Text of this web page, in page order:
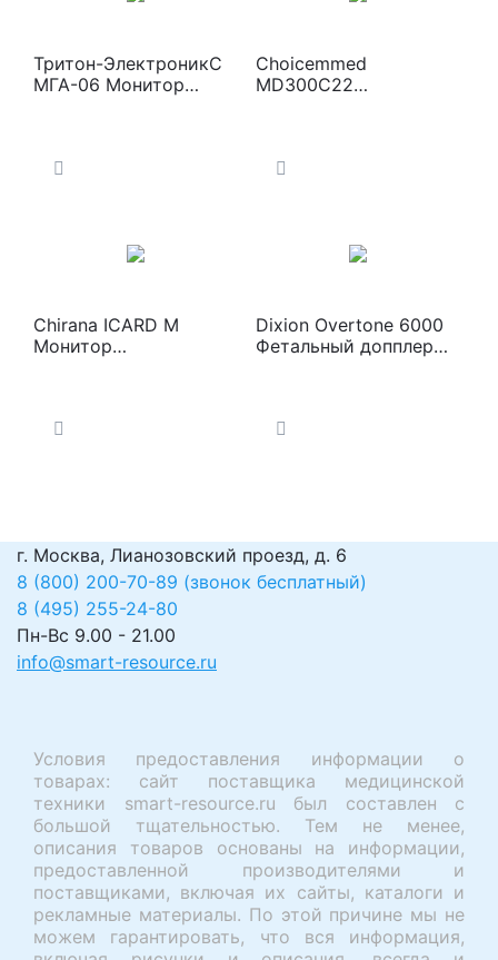
Тритон-ЭлектроникС
МГА-06 Монитор
Choicemmed
MD300C22
Chirana ICARD М
Монитор
Dixion Overtone 6000
Фетальный допплер
г. Москва, Лианозовский проезд, д. 6
8 (800) 200-70-89 (звонок бесплатный)
8 (495) 255-24-80
Пн-Вс 9.00 - 21.00
info@smart-resource.ru
Условия предоставления информации о
товарах: сайт поставщика медицинской
техники smart-resource.ru был составлен с
большой тщательностью. Тем не менее,
описания товаров основаны на информации,
предоставленной производителями и
поставщиками, включая их сайты, каталоги и
рекламные материалы. По этой причине мы не
можем гарантировать, что вся информация,